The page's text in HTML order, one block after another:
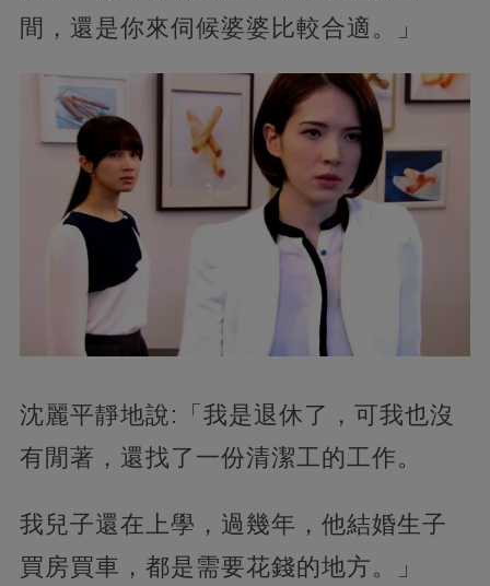
間，還是你來伺候婆婆比較合適。」
沈麗平靜地說:「我是退休了，可我也沒
有閒著，還找了一份清潔工的工作。
我兒子還在上學，過幾年，他結婚生子
買房買車，都是需要花錢的地方。」